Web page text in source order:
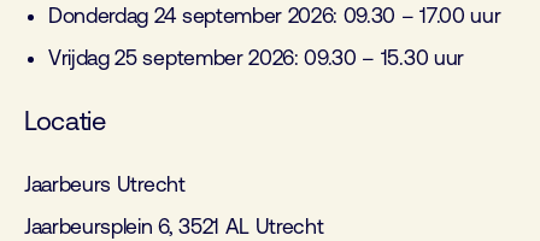
Donderdag 24 september 2026: 09.30 – 17.00 uur
Vrijdag 25 september 2026: 09.30 – 15.30 uur
Locatie
Jaarbeurs Utrecht
Jaarbeursplein 6, 3521 AL Utrecht